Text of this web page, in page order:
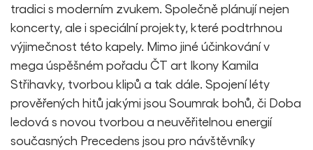
tradici s moderním zvukem. Společně plánují nejen
koncerty, ale i speciální projekty, které podtrhnou
výjimečnost této kapely. Mimo jiné účinkování v
mega úspěšném pořadu ČT art Ikony Kamila
Střihavky, tvorbou klipů a tak dále. Spojení léty
prověřených hitů jakými jsou Soumrak bohů, či Doba
ledová s novou tvorbou a neuvěřitelnou energií
současných Precedens jsou pro návštěvníky